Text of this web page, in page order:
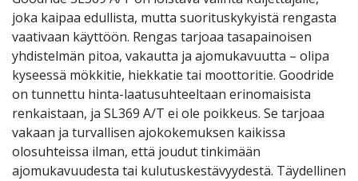
joka kaipaa edullista, mutta suorituskykyistä rengasta
vaativaan käyttöön. Rengas tarjoaa tasapainoisen
yhdistelmän pitoa, vakautta ja ajomukavuutta – olipa
kyseessä mökkitie, hiekkatie tai moottoritie. Goodride
on tunnettu hinta-laatusuhteeltaan erinomaisista
renkaistaan, ja SL369 A/T ei ole poikkeus. Se tarjoaa
vakaan ja turvallisen ajokokemuksen kaikissa
olosuhteissa ilman, että joudut tinkimään
ajomukavuudesta tai kulutuskestävyydestä. Täydellinen